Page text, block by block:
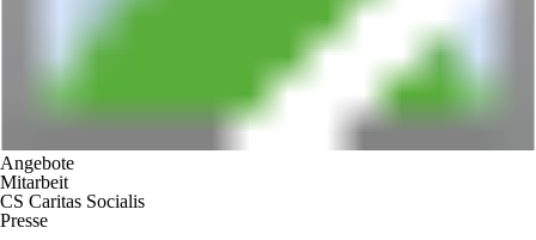
Angebote
Mitarbeit
CS Caritas Socialis
Presse